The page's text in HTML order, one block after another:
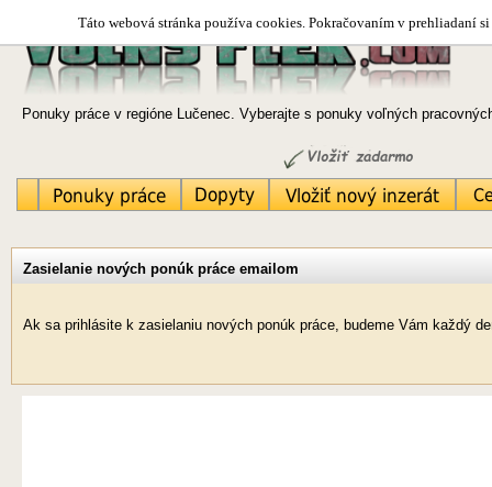
Táto webová stránka používa cookies. Pokračovaním v prehliadaní
Ponuky práce v regióne Lučenec. Vyberajte s ponuky voľných
Zasielanie nových ponúk práce emailom
Ak sa prihlásite k zasielaniu nových ponúk práce, budeme Vám každý